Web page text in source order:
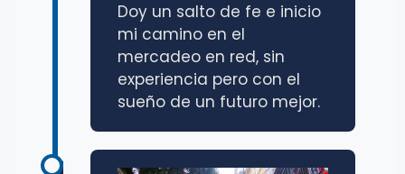
Doy un salto de fe e inicio
mi camino en el
mercadeo en red, sin
experiencia pero con el
sueño de un futuro mejor.